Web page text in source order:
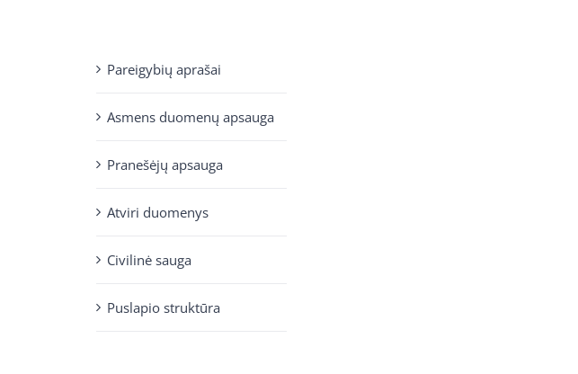
Pareigybių aprašai
Asmens duomenų apsauga
Pranešėjų apsauga
Atviri duomenys
Civilinė sauga
Puslapio struktūra